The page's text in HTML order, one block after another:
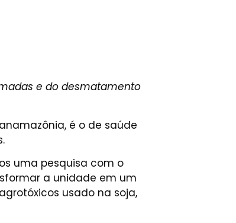
e do desmatamento
é o de saúde
uma pesquisa com o
a unidade em um
usado na soja,